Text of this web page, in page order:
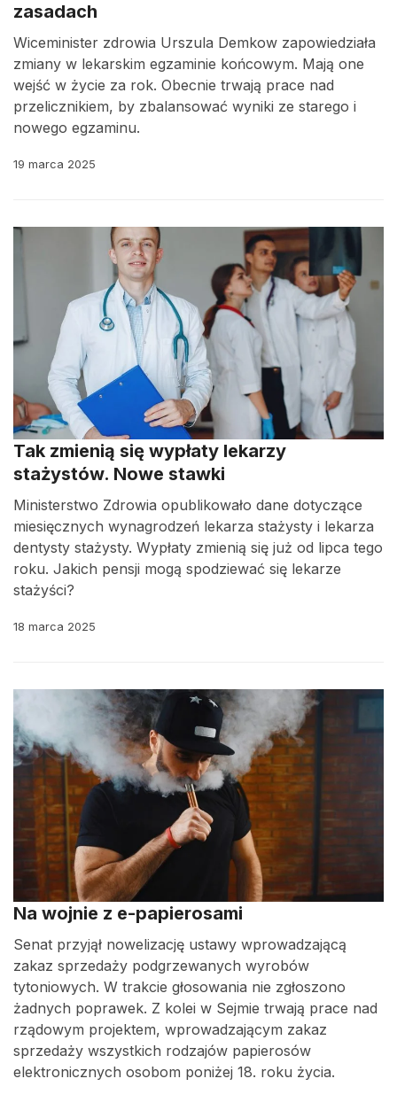
zasadach
Wiceminister zdrowia Urszula Demkow zapowiedziała
zmiany w lekarskim egzaminie końcowym. Mają one
wejść w życie za rok. Obecnie trwają prace nad
przelicznikiem, by zbalansować wyniki ze starego i
nowego egzaminu.
19 marca 2025
Tak zmienią się wypłaty lekarzy
stażystów. Nowe stawki
Ministerstwo Zdrowia opublikowało dane dotyczące
miesięcznych wynagrodzeń lekarza stażysty i lekarza
dentysty stażysty. Wypłaty zmienią się już od lipca tego
roku. Jakich pensji mogą spodziewać się lekarze
stażyści?
18 marca 2025
Na wojnie z e-papierosami
Senat przyjął nowelizację ustawy wprowadzającą
zakaz sprzedaży podgrzewanych wyrobów
tytoniowych. W trakcie głosowania nie zgłoszono
żadnych poprawek. Z kolei w Sejmie trwają prace nad
rządowym projektem, wprowadzającym zakaz
sprzedaży wszystkich rodzajów papierosów
elektronicznych osobom poniżej 18. roku życia.